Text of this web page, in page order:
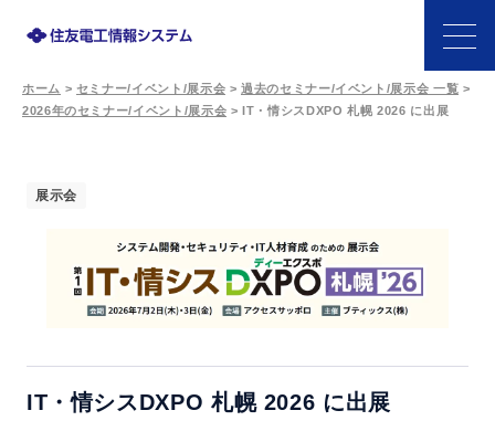
製品一覧
キーワード/ソリューションで探す
コラム
ホーム > セミナー/イベント/展示会 >過去のセミナー/イベント/展示会 一覧 >
2026年のセミナー/イベント/展示会 > IT・情シスDXPO 札幌 2026 に出展
展示会
IT・情シスDXPO 札幌 2026 に出展